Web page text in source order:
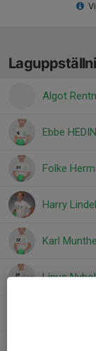
Algot
Ebbe HEDIN
Folke
Harry
Karl
Linus